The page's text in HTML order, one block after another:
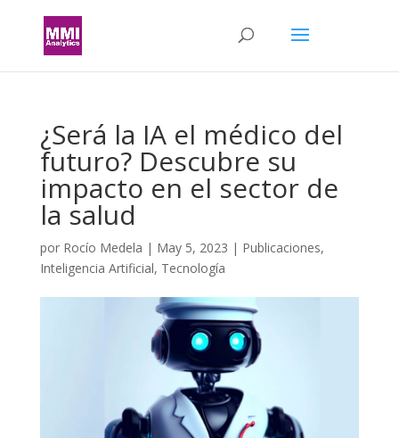
¿Será la IA el médico del
futuro? Descubre su
impacto en el sector de
la salud
por Rocío Medela | May 5, 2023 | Publicaciones,
Inteligencia Artificial, Tecnología